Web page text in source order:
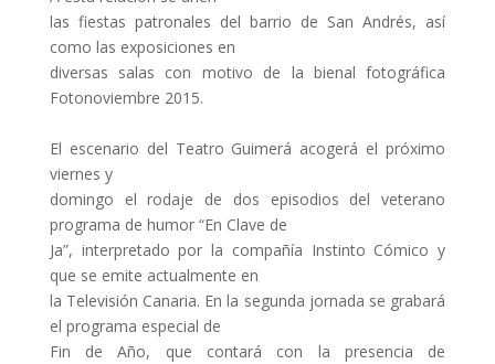
las fiestas patronales del barrio de San Andrés, así
como las exposiciones en
diversas salas con motivo de la bienal fotográfica
Fotonoviembre 2015.
El escenario del Teatro Guimerá acogerá el próximo
viernes y
domingo el rodaje de dos episodios del veterano
programa de humor “En Clave de
Ja”, interpretado por la compañía Instinto Cómico y
que se emite actualmente en
la Televisión Canaria. En la segunda jornada se grabará
el programa especial de
Fin de Año, que contará con la presencia de